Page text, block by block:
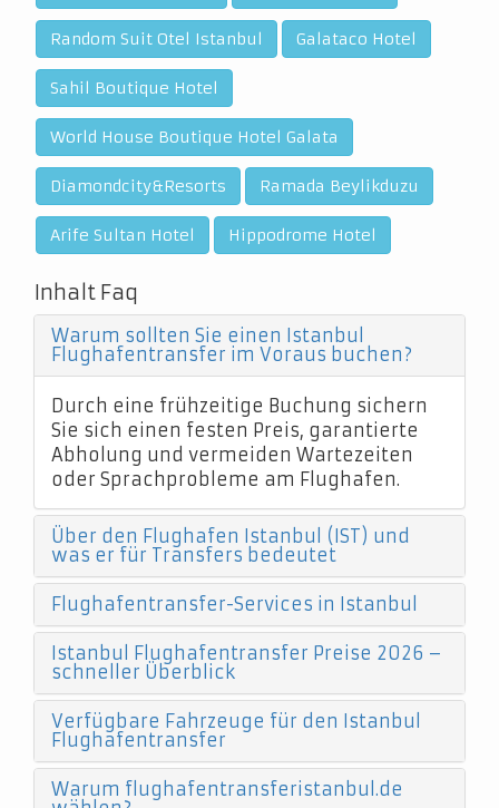
Random Suit Otel Istanbul Galataco Hotel
Sahil Boutique Hotel
World House Boutique Hotel Galata
Diamondcity&Resorts Ramada Beylikduzu
Arife Sultan Hotel Hippodrome Hotel
Inhalt Faq
Warum sollten Sie einen Istanbul
Flughafentransfer im Voraus buchen?
Durch eine frühzeitige Buchung sichern
Sie sich einen festen Preis, garantierte
Abholung und vermeiden Wartezeiten
oder Sprachprobleme am Flughafen.
Über den Flughafen Istanbul (IST) und
was er für Transfers bedeutet
Flughafentransfer-Services in Istanbul
Istanbul Flughafentransfer Preise 2026 –
schneller Überblick
Verfügbare Fahrzeuge für den Istanbul
Flughafentransfer
Warum flughafentransferistanbul.de